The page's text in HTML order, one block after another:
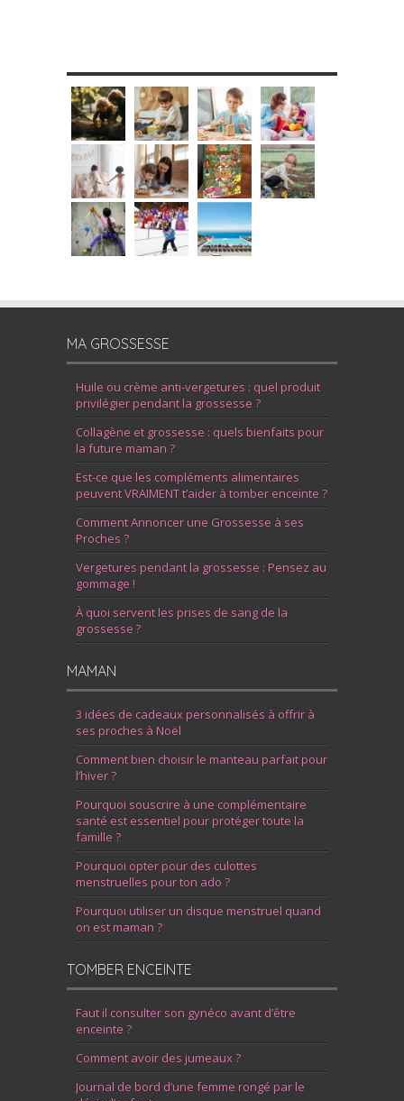
MA GROSSESSE
Huile ou crème anti-vergetures : quel produit
privilégier pendant la grossesse ?
Collagène et grossesse : quels bienfaits pour
la future maman ?
Est-ce que les compléments alimentaires
peuvent VRAIMENT t’aider à tomber enceinte ?
Comment Annoncer une Grossesse à ses
Proches ?
Vergetures pendant la grossesse : Pensez au
gommage !
À quoi servent les prises de sang de la
grossesse ?
MAMAN
3 idées de cadeaux personnalisés à offrir à
ses proches à Noël
Comment bien choisir le manteau parfait pour
l’hiver ?
Pourquoi souscrire à une complémentaire
santé est essentiel pour protéger toute la
famille ?
Pourquoi opter pour des culottes
menstruelles pour ton ado ?
Pourquoi utiliser un disque menstruel quand
on est maman ?
TOMBER ENCEINTE
Faut il consulter son gynéco avant d’être
enceinte ?
Comment avoir des jumeaux ?
Journal de bord d’une femme rongé par le